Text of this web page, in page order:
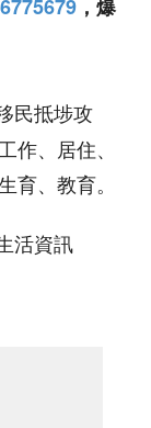
，爆
民抵埗攻
、居住、
育、教育。
活資訊